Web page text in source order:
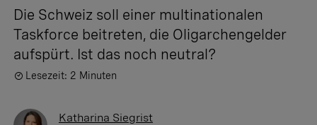
Die Schweiz soll einer multinationalen
Taskforce beitreten, die Oligarchengelder
aufspürt. Ist das noch neutral?
Lesezeit: 2 Minuten
Katharina Siegrist